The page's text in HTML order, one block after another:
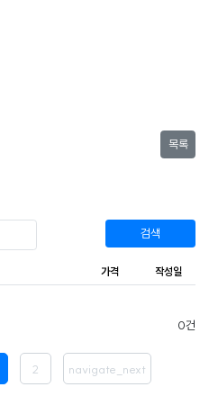
목록
검색
가격 작성일
2 navigate_next
0